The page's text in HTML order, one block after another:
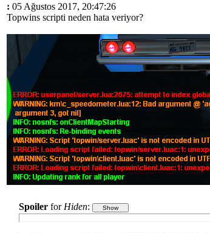
: 05 Ağustos 2017, 20:47:26
Topwins scripti neden hata veriyor?
Spoiler for Hiden: